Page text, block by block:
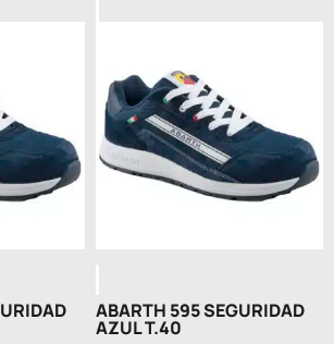
ABARTH 595 SEGURIDAD
AZUL T.40